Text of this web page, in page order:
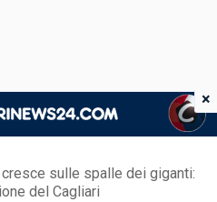
sulle spalle dei giganti:
del Cagliari
×